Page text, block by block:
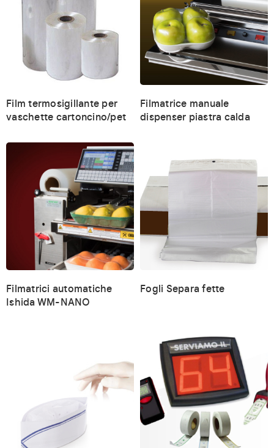
Film termosigillante per
vaschette cartoncino/pet
Filmatrice manuale
dispenser piastra calda
Filmatrici automatiche
Ishida WM-NANO
Fogli Separa fette